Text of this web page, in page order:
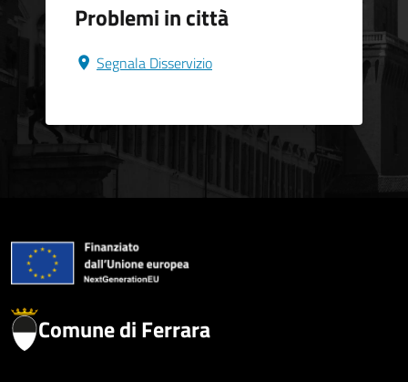
Problemi in città
Segnala Disservizio
Comune di Ferrara